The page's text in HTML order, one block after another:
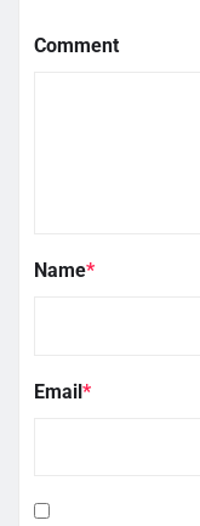
Comment
Name*
Email*